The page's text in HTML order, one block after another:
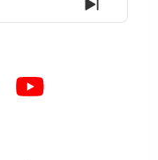
Next
Episode